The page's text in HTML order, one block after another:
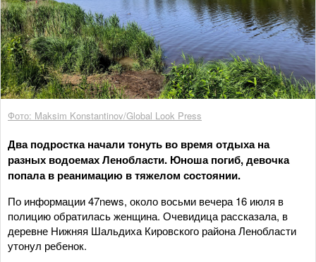
Фото: Maksim Konstantinov/Global Look Press
Два подростка начали тонуть во время отдыха на
разных водоемах Ленобласти. Юноша погиб, девочка
попала в реанимацию в тяжелом состоянии.
По информации 47news, около восьми вечера 16 июля в
полицию обратилась женщина. Очевидица рассказала, в
деревне Нижняя Шальдиха Кировского района Ленобласти
утонул ребенок.